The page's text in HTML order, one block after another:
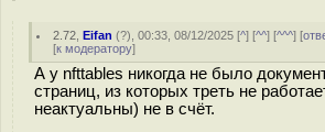
2.72 ,Eifan (?), 00:33, 08/12/2025 [^] [^^] [^^^] [
[к модератору]
А у nfttables никогда не было
страниц, из которых треть не
неактуальны) не в счёт.